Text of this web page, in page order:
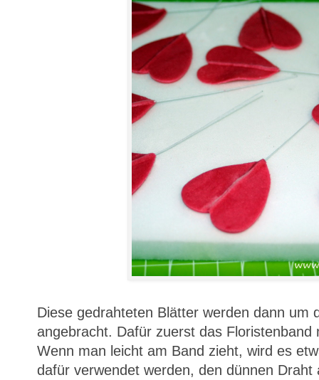
Diese gedrahteten Blätter werden dann um
angebracht. Dafür zuerst das Floristenband
Wenn man leicht am Band zieht, wird es
dafür verwendet werden, den dünnen